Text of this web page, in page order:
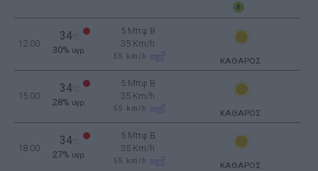
12:00
34°C
30% υγρ.
5 Μπφ B
35 Km/h
55 km/h ΚΑΘΑΡΟΣ
15:00
34°C
28% υγρ.
5 Μπφ B
35 Km/h
55 km/h ΚΑΘΑΡΟΣ
18:00
34°C
27% υγρ.
5 Μπφ B
35 Km/h
55 km/h ΚΑΘΑΡΟΣ